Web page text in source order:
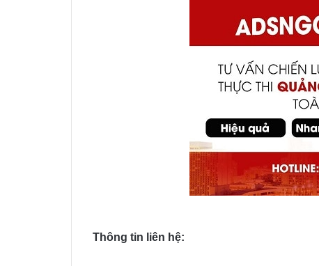
Thông tin liên hệ: